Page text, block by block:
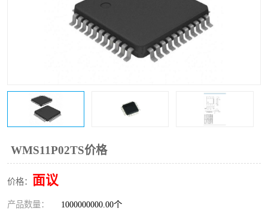
WMS11P02TS价格
价格： 面议
产品数量： 1000000000.00个
FT61FC
FT61F022
FT61F021